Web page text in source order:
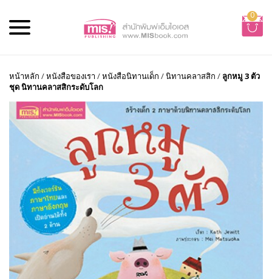
0
หน้าหลัก /หนังสือของเรา /หนังสือนิทานเด็ก /นิทานคลาสสิก / ลูกหมู 3 ตัว
ชุด นิทานคลาสสิกระดับโลก